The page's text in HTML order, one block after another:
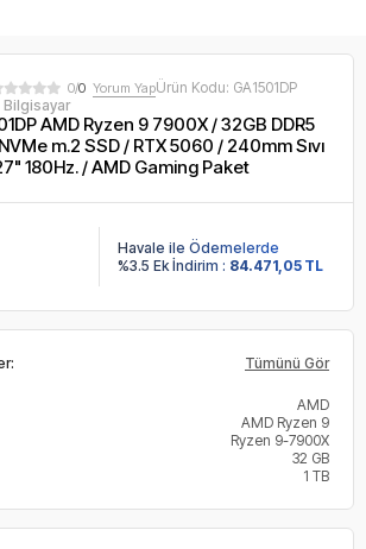
0/0 Yorum YapÜrün Kodu: GA1501DP
AMD Ryzen 9 7900X / 32GB DDR5
m.2 SSD / RTX 5060 / 240mm Sıvı
180Hz. / AMD Gaming Paket
Havale ile Ödemelerde
%3.5 Ek İndirim : 84.471,05 TL
Tümünü Gör
AMD
AMD Ryzen 9
Ryzen 9-7900X
32 GB
1 TB